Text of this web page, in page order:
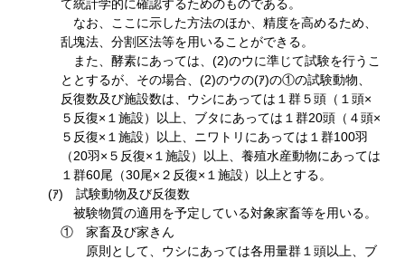
て統計学的に確認するためのものである。
なお、ここに示した方法のほか、精度を高めるため、
乱塊法、分割区法等を用いることができる。
また、酵素にあっては、(2)のウに準じて試験を行うこ
ととするが、その場合、(2)のウの(ｱ)の①の試験動物、
反復数及び施設数は、ウシにあっては１群５頭（１頭×
５反復×１施設）以上、ブタにあっては１群20頭（４頭×
５反復×１施設）以上、ニワトリにあっては１群100羽
（20羽×５反復×１施設）以上、養殖水産動物にあっては
１群60尾（30尾×２反復×１施設）以上とする。
(ｱ) 試験動物及び反復数
被験物質の適用を予定している対象家畜等を用いる。
① 家畜及び家きん
原則として、ウシにあっては各用量群１頭以上、ブ